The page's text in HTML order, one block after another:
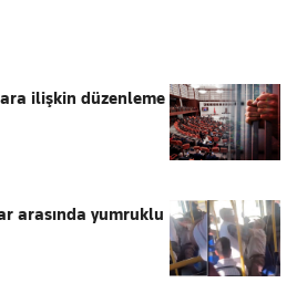
ilişkin düzenleme
arasında yumruklu